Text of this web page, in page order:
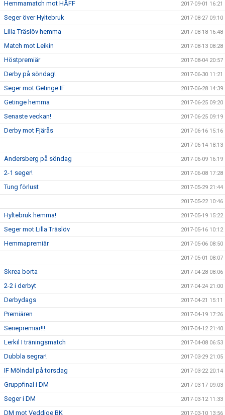
Hemmamatch mot HÅFF 2017-09-01 16:21
Seger över Hyltebruk 2017-08-27 09:10
Lilla Träslöv hemma 2017-08-18 16:48
Match mot Leikin 2017-08-13 08:28
Höstpremiär 2017-08-04 20:57
Derby på söndag! 2017-06-30 11:21
Seger mot Getinge IF 2017-06-28 14:39
Getinge hemma 2017-06-25 09:20
Senaste veckan! 2017-06-25 09:19
Derby mot Fjärås 2017-06-16 15:16
2017-06-14 18:13
Andersberg på söndag 2017-06-09 16:19
2-1 seger! 2017-06-08 17:28
Tung förlust 2017-05-29 21:44
2017-05-22 10:46
Hyltebruk hemma! 2017-05-19 15:22
Seger mot Lilla Träslöv 2017-05-16 10:12
Hemmapremiär 2017-05-06 08:50
2017-05-01 08:07
Skrea borta 2017-04-28 08:06
2-2 i derbyt 2017-04-24 21:00
Derbydags 2017-04-21 15:11
Premiären 2017-04-19 17:26
Seriepremiär!!! 2017-04-12 21:40
Lerkil I träningsmatch 2017-04-08 06:53
Dubbla segrar! 2017-03-29 21:05
IF Mölndal på torsdag 2017-03-22 20:14
Gruppfinal i DM 2017-03-17 09:03
Seger i DM 2017-03-12 11:33
DM mot Veddige BK 2017-03-10 13:56